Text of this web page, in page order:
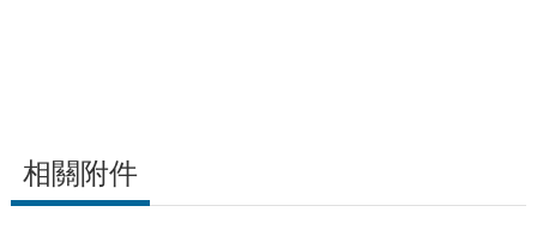
相關附件